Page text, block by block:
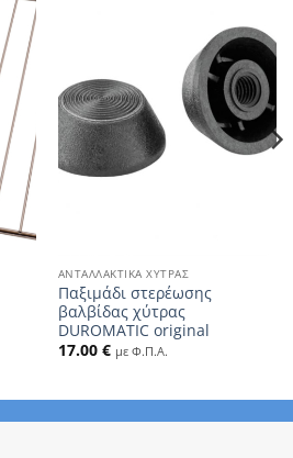
ΑΝΤΑΛΛΑΚΤΙΚΆ ΧΎΤΡΑΣ
Παξιμάδι στερέωσης
βαλβίδας χύτρας
DUROMATIC original
17.00 € με Φ.Π.Α.